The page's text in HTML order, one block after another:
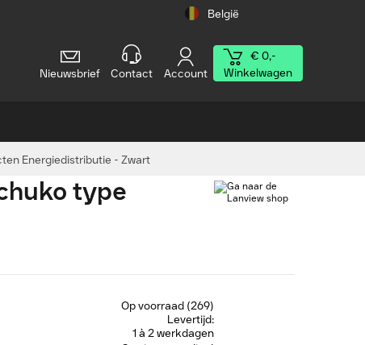
België
Nieuwsbrief Contact Account
€ 0,-
Winkelwagen
Energiedistributie - Zwart
type
Op voorraad (269)
Levertijd:
1 à 2 werkdagen